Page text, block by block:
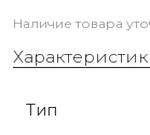
Наличие товара
Тип